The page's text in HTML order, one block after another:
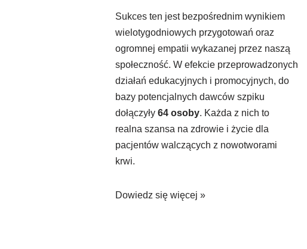
Sukces ten jest bezpośrednim wynikiem
wielotygodniowych przygotowań oraz
ogromnej empatii wykazanej przez naszą
społeczność. W efekcie przeprowadzonych
działań edukacyjnych i promocyjnych, do
bazy potencjalnych dawców szpiku
dołączyły 64 osoby. Każda z nich to
realna szansa na zdrowie i życie dla
pacjentów walczących z nowotworami
krwi.
Dowiedz się więcej »